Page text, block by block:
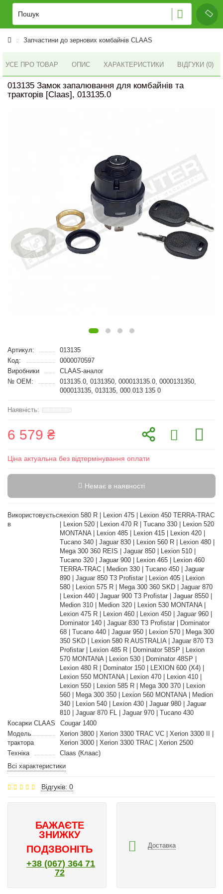
Запчастини до зернових комбайнів CLAAS
УСЕ ПРО ТОВАР ОПИС ХАРАКТЕРИСТИКИ ВІДГУКИ (0)
013135 Замок запалювання для комбайнів та
тракторів [Claas], 013135.0
Артикул:
013135
Код:
0000070597
Виробники
CLAAS-аналог
№ OEM:
013135.0, 0131350, 000013135.0, 0000131350,
000013135, 013135, 000 013 135 0
6 579 ₴
Ціна актуальна без відтермінування оплати
Немає в наявності
Використовується
в
Lexion 580 R | Lexion 475 | Lexion 450 TERRA-TRAC
| Lexion 520 | Lexion 470 R | Tucano 330 | Lexion 520
MONTANA | Lexion 485 | Lexion 415 | Lexion 420 |
Tucano 340 | Jaguar 830 | Lexion 560 R | Lexion 480 |
Mega 300 360 REIS | Jaguar 850 | Lexion 510 |
Tucano 320 | Jaguar 900 | Lexion 465 | Lexion 460
TERRA-TRAC | Medion 330 | Tucano 450 | Jaguar
890 | Jaguar 850 T3 Profistar | Lexion 405 | Lexion
580 | Lexion 575 R | Mega 300 360 SKD | Jaguar 870
| Lexion 440 | Jaguar 900 T3 Profistar | Jaguar 8550 |
Medion 310 | Medion 320 | Lexion 530 MONTANA |
Lexion 475 R | Lexion 460 | Lexion 450 | Jaguar 960 |
Dominator 140 | Jaguar 830 T3 Profistar | Dominator
68 | Tucano 440 | Jaguar 950 | Lexion 570 | Mega 300
350 SKD | Lexion 580 R AUSTRALIA | Jaguar 870 T3
Profistar | Lexion 485 R | Dominator 58SP | Lexion
570 MONTANA | Lexion 530 | Dominator 48SP |
Lexion 480 R | Dominator 150 | LEXION 600 (X4) |
Lexion 550 MONTANA | Lexion 470 | Lexion 410 |
Lexion 550 | Lexion 585 R | Mega 300 370 | Lexion
560 | Mega 300 350 | Lexion 560 MONTANA | Medion
340 | Lexion 540 | Lexion 430 | Jaguar 980 | Jaguar
810 | Jaguar 870 FL | Jaguar 970 | Tucano 430
Косарки CLAAS
Cougar 1400
Модель
трактора
Xerion 3800 | Xerion 3300 TRAC VC | Xerion 3300 II |
Xerion 3000 | Xerion 3300 TRAC | Xerion 2500
Техніка
Claas (Клаас)
Всі характеристики
Відгуків: 0
БАЖАЄТЕ
ЗНИЖКУ
ПОДЗВОНІТЬ
+38 (067) 364 71
72
Доставка